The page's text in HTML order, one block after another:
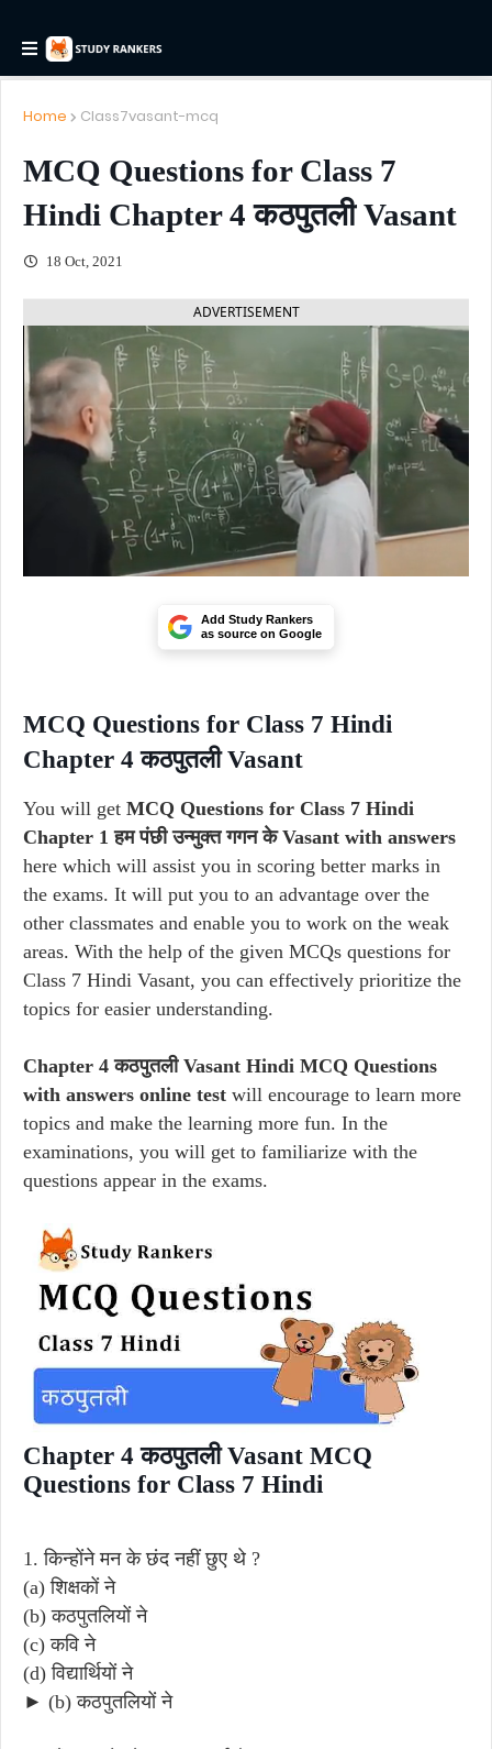
Home Class7vasant-mcq
MCQ Questions for Class 7
Hindi Chapter 4 कठपुतली Vasant
18 Oct, 2021
ADVERTISEMENT
Add Study Rankers
as source on Google
MCQ Questions for Class 7 Hindi
Chapter 4 कठपुतली Vasant
You will get MCQ Questions for Class 7 Hindi
Chapter 1 हम पंछी उन्मुक्त गगन के Vasant with answers
here which will assist you in scoring better marks in
the exams. It will put you to an advantage over the
other classmates and enable you to work on the weak
areas. With the help of the given MCQs questions for
Class 7 Hindi Vasant, you can effectively prioritize the
topics for easier understanding.
Chapter 4 कठपुतली Vasant Hindi MCQ Questions
with answers online test will encourage to learn more
topics and make the learning more fun. In the
examinations, you will get to familiarize with the
questions appear in the exams.
Chapter 4 कठपुतली Vasant MCQ
Questions for Class 7 Hindi
1. किन्होंने मन के छंद नहीं छुए थे ?
(a) शिक्षकों ने
(b) कठपुतलियों ने
(c) कवि ने
(d) विद्यार्थियों ने
► (b) कठपुतलियों ने